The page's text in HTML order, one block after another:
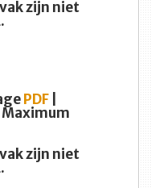
zijn niet
PDF
| Maximum
zijn niet